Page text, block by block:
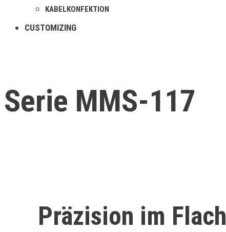
KABELKONFEKTION
CUSTOMIZING
Serie MMS-117
Präzision im